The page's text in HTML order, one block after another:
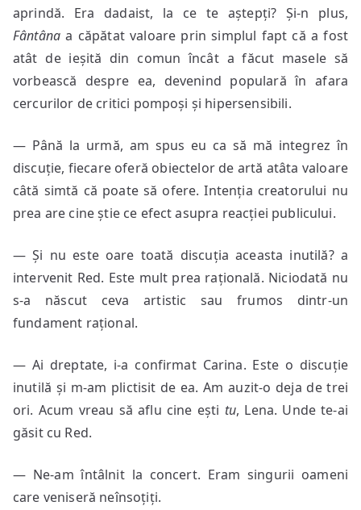
aprindă. Era dadaist, la ce te aștepți? Și-n plus,
Fântânaa căpătat valoare prin simplul fapt că a fost
atât de ieșită din comun încât a făcut masele să
vorbească despre ea, devenind populară în afara
cercurilor de critici pompoși și hipersensibili.
— Până la urmă, am spus eu ca să mă integrez în
discuție, fiecare oferă obiectelor de artă atâta valoare
câtă simtă că poate să ofere. Intenția creatorului nu
prea are cine știe ce efect asupra reacției publicului.
— Și nu este oare toată discuția aceasta inutilă? a
intervenit Red. Este mult prea rațională. Niciodată nu
s-a născut ceva artistic sau frumos dintr-un
fundament rațional.
— Ai dreptate, i-a confirmat Carina. Este o discuție
inutilă și m-am plictisit de ea. Am auzit-o deja de trei
ori. Acum vreau să aflu cine ești tu, Lena. Unde te-ai
găsit cu Red.
— Ne-am întâlnit la concert. Eram singurii oameni
care veniseră neînsoțiți.